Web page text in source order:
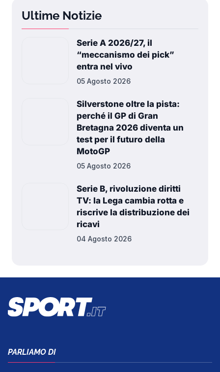
Ultime Notizie
Serie A 2026/27, il
“meccanismo dei pick”
entra nel vivo
05 Agosto 2026
Silverstone oltre la pista:
perché il GP di Gran
Bretagna 2026 diventa un
test per il futuro della
MotoGP
05 Agosto 2026
Serie B, rivoluzione diritti
TV: la Lega cambia rotta e
riscrive la distribuzione dei
ricavi
04 Agosto 2026
PARLIAMO DI